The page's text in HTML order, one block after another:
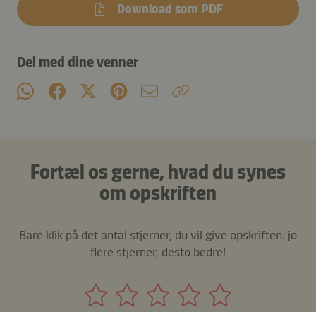
Download som PDF
Del med dine venner
Fortæl os gerne, hvad du synes
om opskriften
Bare klik på det antal stjerner, du vil give opskriften: jo
flere stjerner, desto bedre!